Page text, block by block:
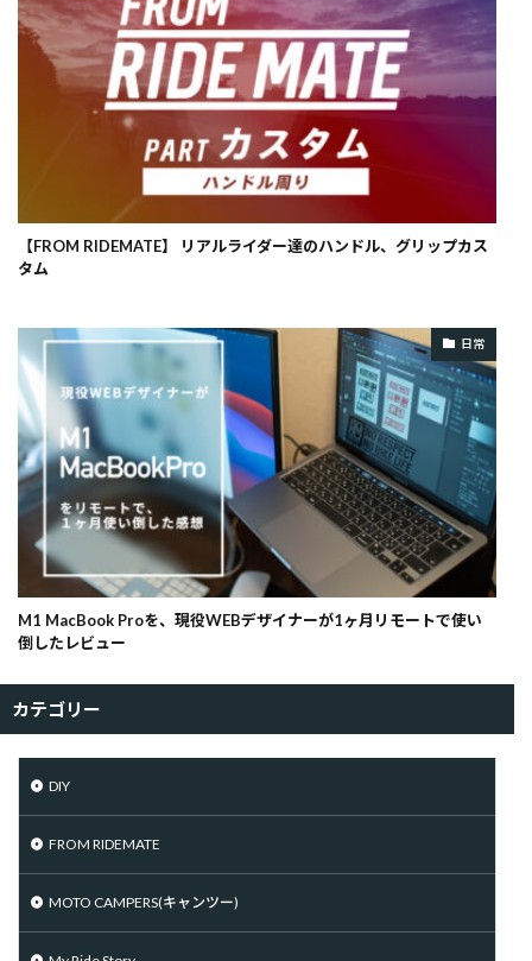
【FROM RIDEMATE】 リアルライダー達のハンドル、グリップカス
タム
日常
M1 MacBook Proを、現役WEBデザイナーが1ヶ月リモートで使い
倒したレビュー
カテゴリー
DIY
FROM RIDEMATE
MOTO CAMPERS(キャンツー)